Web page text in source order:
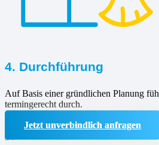
4. Durchführung
Auf Basis einer gründlichen Planung
termingerecht durch.
Jetzt unverbindlich anfragen